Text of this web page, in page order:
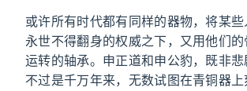
或许所有时代都有同样的器物，将某
永世不得翻身的权威之下，又用他们
运转的轴承。申正道和申公豹，既非悲
不过是千万年来，无数试图在青铜器